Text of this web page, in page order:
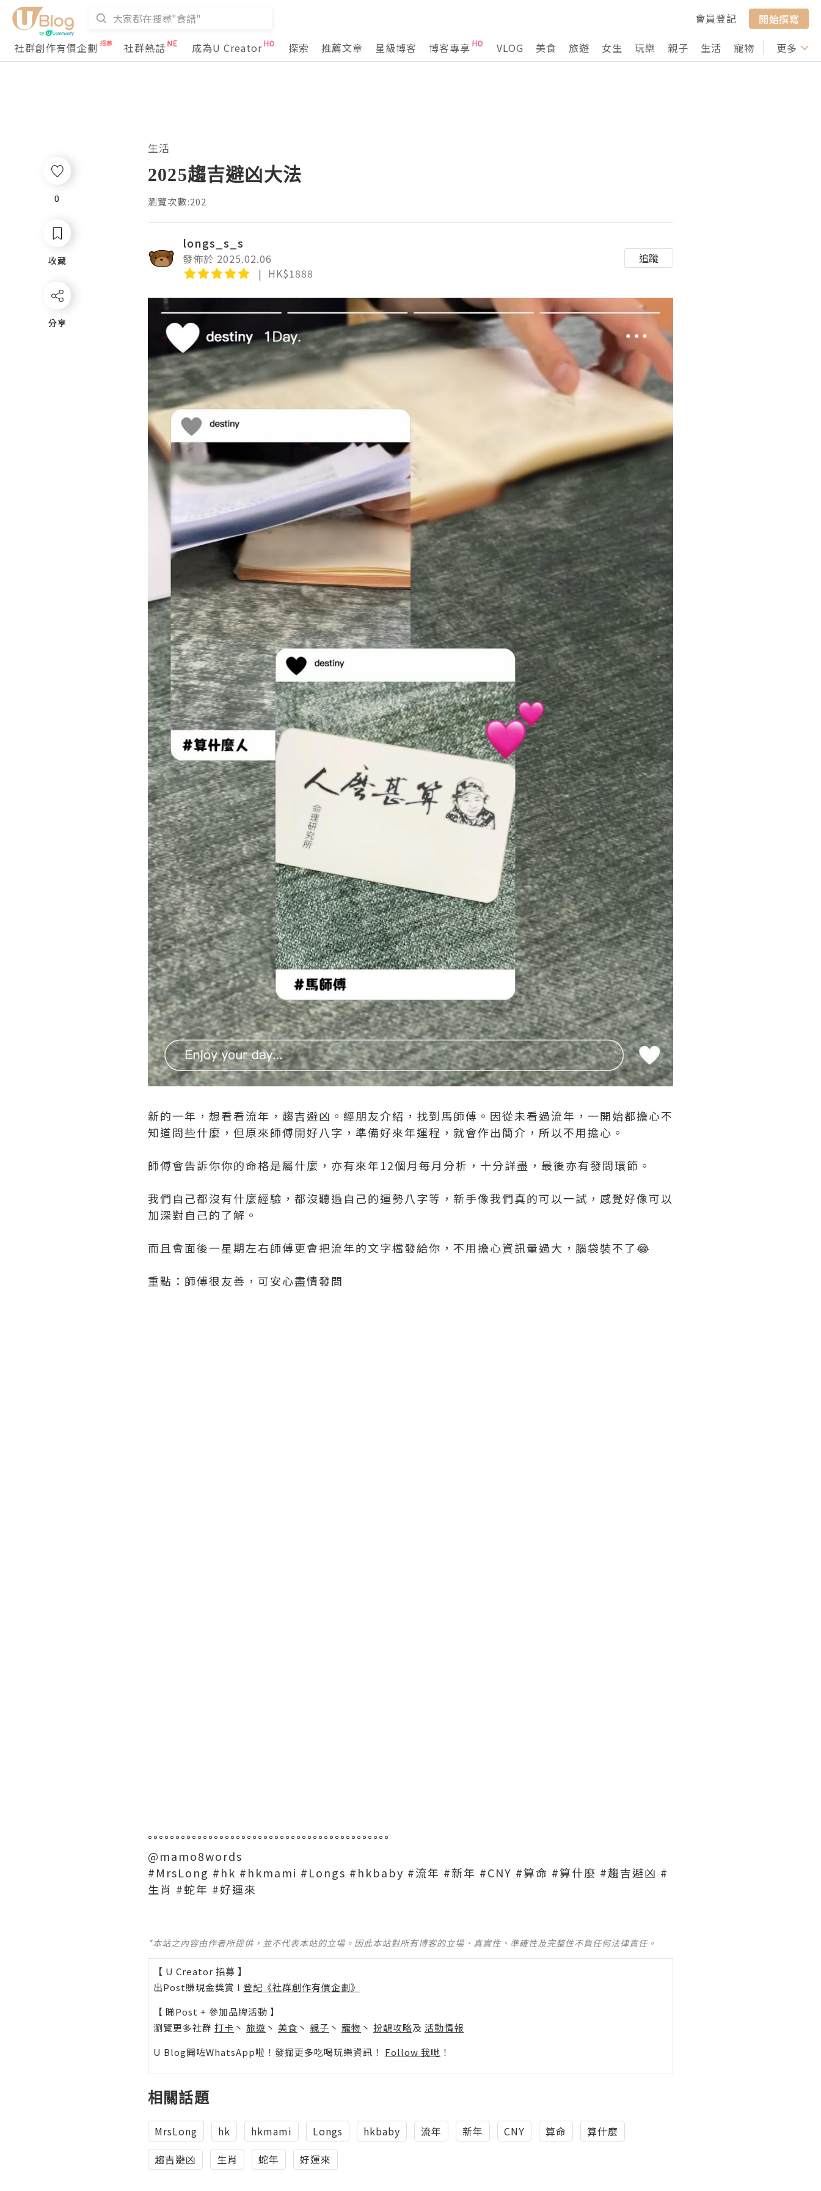
會員登記
開始撰寫
社群創作有價企劃
社群熱話 成為U Creator 探索 推薦文章 星級博客 博客專享 VLOG 美食 旅遊 女生 玩樂 親子 生活 寵物 行山 打卡
更多
0
收藏
分享
生活
2025趨吉避凶大法
瀏覽次數:202
longs_s_s
發佈於 2025.02.06
HK$1888
追蹤
新的一年，想看看流年，趨吉避凶。經朋友介紹，找到馬師傅。因從未看過流年，一開始都擔心不
知道問些什麼，但原來師傅開好八字，準備好來年運程，就會作出簡介，所以不用擔心。
師傅會告訴你你的命格是屬什麼，亦有來年12個月每月分析，十分詳盡，最後亦有發問環節。
我們自己都沒有什麼經驗，都沒聽過自己的運勢八字等，新手像我們真的可以一試，感覺好像可以
加深對自己的了解。
而且會面後一星期左右師傅更會把流年的文字檔發給你，不用擔心資訊量過大，腦袋裝不了😂
重點：師傅很友善，可安心盡情發問
°°°°°°°°°°°°°°°°°°°°°°°°°°°°°°°°°°°°°°°°°°°°
@mamo8words
#MrsLong #hk #hkmami #Longs #hkbaby #流年 #新年 #CNY #算命 #算什麼 #趨吉避凶 #
生肖 #蛇年 #好運來
*本站之內容由作者所提供，並不代表本站的立場。因此本站對所有博客的立場、真實性、準確性及完整性不負任何法律責任。
【 U Creator 招募 】
出Post賺現金獎賞 l 登記《社群創作有價企劃》
【 睇Post + 參加品牌活動 】
瀏覽更多社群 打卡 丶 旅遊 丶 美食 丶 親子 丶 寵物 丶 扮靚攻略及 活動情報
U Blog開咗WhatsApp啦！發掘更多吃喝玩樂資訊！ Follow 我哋 ！
相關話題
MrsLong hk hkmami Longs hkbaby 流年 新年 CNY 算命
算什麼
趨吉避凶
生肖 蛇年 好運來
0
收藏
分享